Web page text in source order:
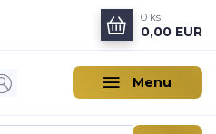
Menu
0 ks
0,00 EUR